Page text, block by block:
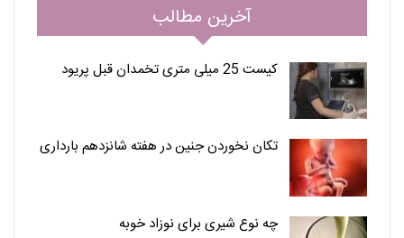
آخرین مطالب
کیست 25 میلی متری تخمدان قبل پریود
تکان نخوردن جنین در هفته شانزدهم بارداری
چه نوع شیری برای نوزاد خوبه